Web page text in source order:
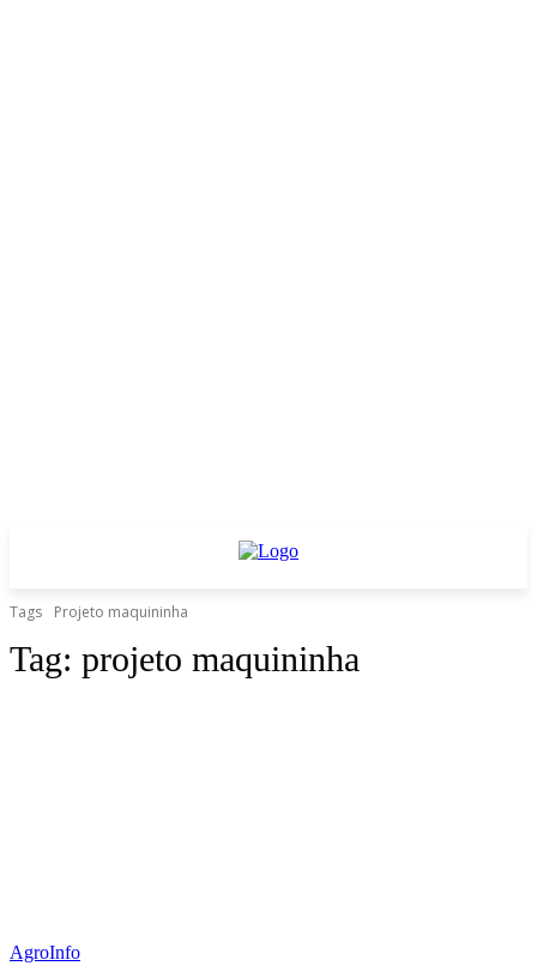
Tags Projeto maquininha
Tag: projeto maquininha
AgroInfo